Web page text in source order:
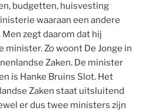
budgetten, huisvesting
waaraan een andere
zegt daarom dat hij
minister. Zo woont De Jonge in
Zaken. De minister
is Hanke Bruins Slot. Het
Zaken staat uitsluitend
er dus twee ministers zijn